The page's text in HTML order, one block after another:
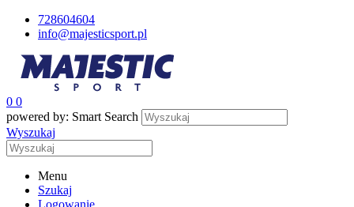
728604604
info@majesticsport.pl
0 0
powered by: Smart Search
Wyszukaj
Menu
Szukaj
Logowanie